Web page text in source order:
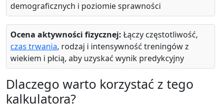
demograficznych i poziomie sprawności
Ocena aktywności fizycznej: Łączy częstotliwość,
czas trwania, rodzaj i intensywność treningów z
wiekiem i płcią, aby uzyskać wynik predykcyjny
Dlaczego warto korzystać z tego
kalkulatora?